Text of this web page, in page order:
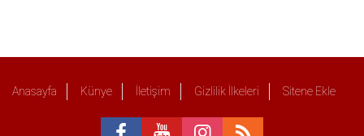
Anasayfa Künye İletişim Gizlilik İlkeleri Sitene Ekle